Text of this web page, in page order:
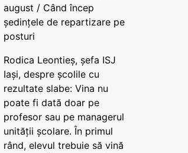
august / Când încep
ședințele de repartizare pe
posturi
Rodica Leontieș, șefa ISJ
Iași, despre școlile cu
rezultate slabe: Vina nu
poate fi dată doar pe
profesor sau pe managerul
unității școlare. În primul
rând, elevul trebuie să vină